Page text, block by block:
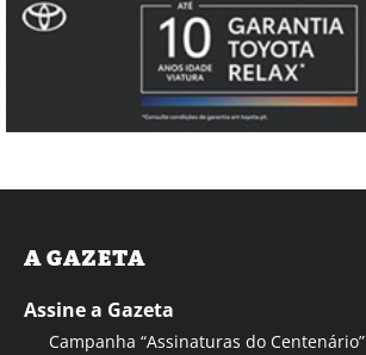
A GAZETA
Assine a Gazeta
Campanha “Assinaturas do Centenário”